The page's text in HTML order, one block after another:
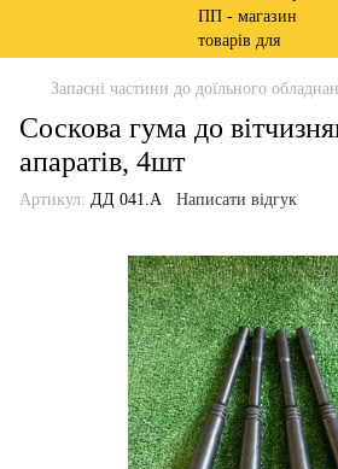
Запасні частини до доїльного
Соскова гума до
апаратів, 4шт
Артикул: ДД 041.А Написати відгук